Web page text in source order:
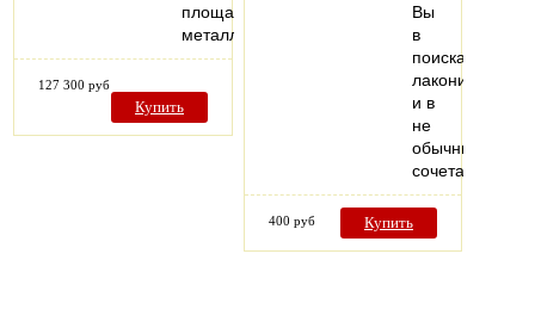
площади,
металлический…
127 300 руб
Купить
Вы
в
поисках
лаконичности
и в
не
обычных
400 руб Купить